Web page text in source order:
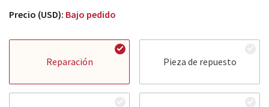
Precio (USD): Bajo pedido
Reparación Pieza de repuesto